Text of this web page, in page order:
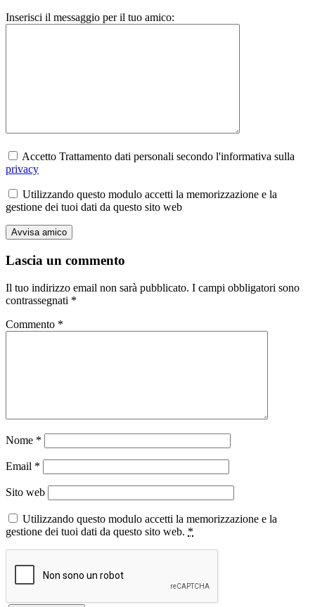
Inserisci il messaggio per il tuo amico:
Accetto Trattamento dati personali secondo l'informativa sulla
privacy
Utilizzando questo modulo accetti la memorizzazione e la
gestione dei tuoi dati da questo sito web
Lascia un commento
Il tuo indirizzo email non sarà pubblicato. I campi obbligatori sono
contrassegnati *
Commento *
Nome *
Email *
Sito web
Utilizzando questo modulo accetti la memorizzazione e la
gestione dei tuoi dati da questo sito web. *